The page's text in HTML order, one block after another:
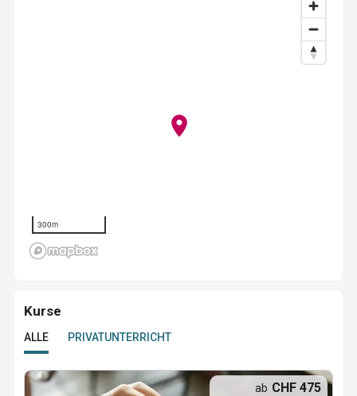
300m
Kurse
ALLE PRIVATUNTERRICHT
ab CHF 475